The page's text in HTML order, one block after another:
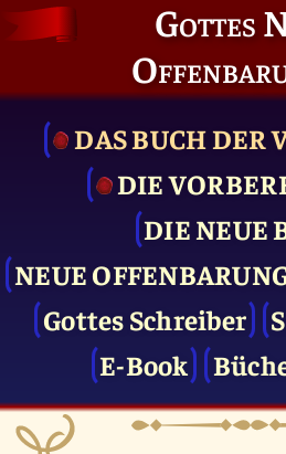
Gottes
DAS BUCH DER
DIE
DIE NEUE
NEUE
Gottes Schreiber
E-Book